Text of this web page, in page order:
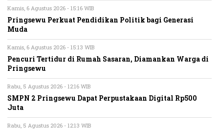
Kamis, 6 Agustus 2026 - 15:16 WIB
Pringsewu Perkuat Pendidikan Politik bagi Generasi
Muda
Kamis, 6 Agustus 2026 - 15:13 WIB
Pencuri Tertidur di Rumah Sasaran, Diamankan Warga di
Pringsewu
Rabu, 5 Agustus 2026 - 12:16 WIB
SMPN 2 Pringsewu Dapat Perpustakaan Digital Rp500
Juta
Rabu, 5 Agustus 2026 - 12:13 WIB